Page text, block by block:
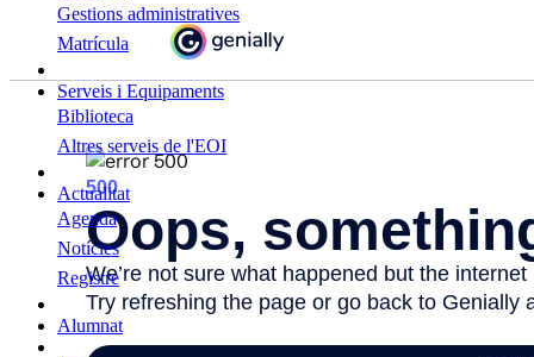
Gestions administratives
Matrícula
Serveis i Equipaments
Biblioteca
Altres serveis de l'EOI
Actualitat
Agenda
Notícies
Registre
Alumnat